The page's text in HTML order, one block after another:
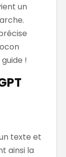
un
!
texte et
ainsi la